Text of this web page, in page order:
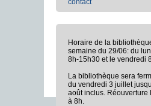
contact
Horaire de la
semaine du 29/06: du
8h-15h30 et le vendredi
La bibliothèque sera
du vendredi 3 juillet
août inclus. Réouverture
à 8h.